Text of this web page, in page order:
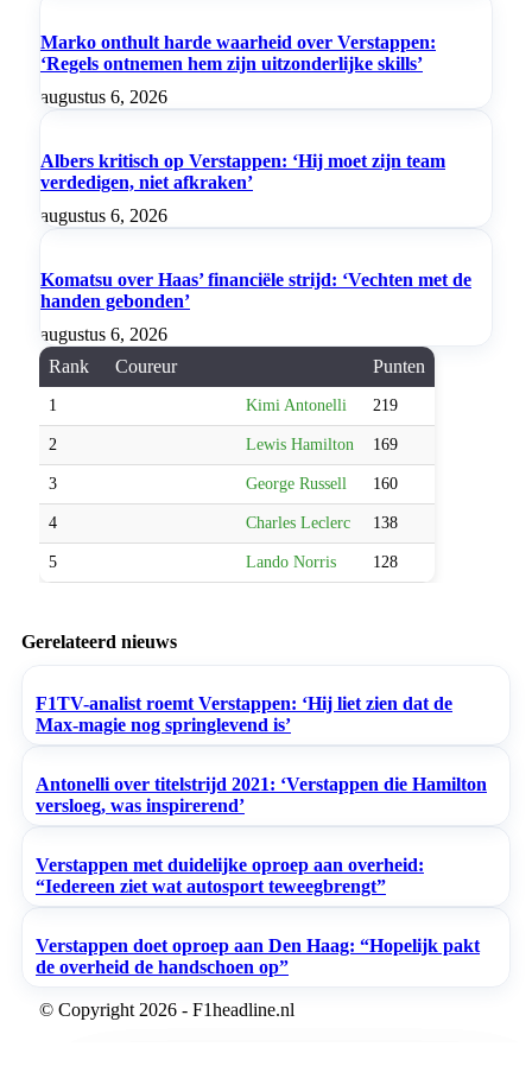
Marko onthult harde waarheid over Verstappen:
‘Regels ontnemen hem zijn uitzonderlijke skills’
augustus 6, 2026
Albers kritisch op Verstappen: ‘Hij moet zijn team
verdedigen, niet afkraken’
augustus 6, 2026
Komatsu over Haas’ financiële strijd: ‘Vechten met de
handen gebonden’
augustus 6, 2026
Rank
Coureur Punten
1 Kimi Antonelli 219
2 Lewis Hamilton 169
3 George Russell 160
4 Charles Leclerc 138
5 Lando Norris 128
Gerelateerd nieuws
F1TV-analist roemt Verstappen: ‘Hij liet zien dat de
Max-magie nog springlevend is’
Antonelli over titelstrijd 2021: ‘Verstappen die Hamilton
versloeg, was inspirerend’
Verstappen met duidelijke oproep aan overheid:
“Iedereen ziet wat autosport teweegbrengt”
Verstappen doet oproep aan Den Haag: “Hopelijk pakt
de overheid de handschoen op”
© Copyright 2026 - F1headline.nl